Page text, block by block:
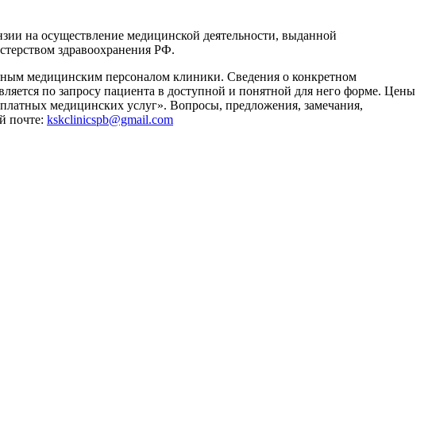
на осуществление медицинской деятельности, выданной
здравоохранения РФ.
медицинским персоналом клиники. Сведения о конкретном
по запросу пациента в доступной и понятной для него форме. Цены
медицинских услуг». Вопросы, предложения, замечания,
почте: kskclinicspb@gmail.com